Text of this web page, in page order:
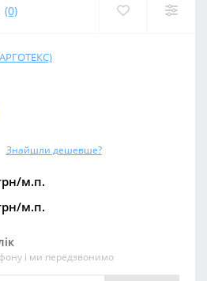
(0)
Знайшли дешевше?
м.п.
м.п.
і ми передзвонимо